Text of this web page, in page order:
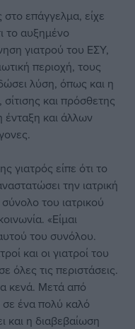
επάγγελμα, είχε
το αυξημένο
γιατρού του ΕΣΥ,
περιοχή, τους
λύση, όπως και η
και πρόσθετης
ένταξη και άλλων
γιατρός είπε ότι το
την ιατρική
του ιατρικού
«Είμαι
του συνόλου.
και οι γιατροί του
όλες τις περιστάσεις.
κενά. Μετά από
σε ένα πολύ καλό
και η διαβεβαίωση